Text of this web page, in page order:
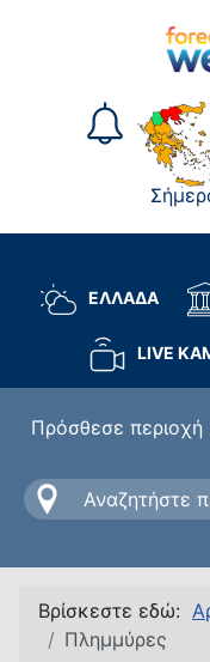
ΕΛΛΑΔΑ
LIVE
Πρόσθεσε περιοχή
Βρίσκεστε εδώ:
Πλημμύρες